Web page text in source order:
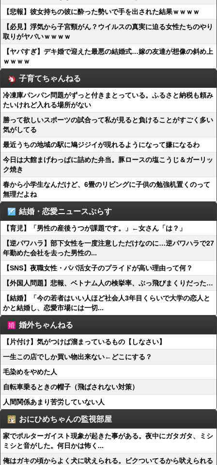
【悲報】彼女持ちの彼に酔った勢いで手を出された結果ｗｗｗｗ
【必見】浮気から子宮頸がん？ウイルスの真実に迫る女性たちのやり
取りがヤバいｗｗｗｗ
【ヤバすぎ】デキ婚で迎えた最悪の結婚式…嫁の友達が想像の斜め上
ｗｗｗｗ
子育てちゃんねる
冷凍庫パンパン問題がずっと付きまとっている。ふるさと納税も頼み
たいけれど入れる場所がない
勝って欲しいスポーツの試合って私が見ると負けることがすごく多い
気がしてる
最近うちの地域の駅に鳩ジジイが現れるようになって嫌になるわ
今日は大館まげわっぱに詰めた弁当。豚ロースの塩こうじ＆ガーリッ
ク焼き
春から小学生なんだけど、6畳のリビングに子供の勉強机置くのって
無理だよね
結婚・恋愛ニュースぷらす
【育児】「男性の産後うつが課題です。」←女さん「は？」
【逆パワハラ】部下女性を一度注意しただけなのに…逆パワハラで27
年勤めた会社を去った男性の...
【SNS】夜職女性・パパ活女子のプライドが高い理由って何？
【外国人問題】悲報、ベトナム人の検挙率、ぶっ飛びまくりだった…
【結婚】「今の若者はいい人ほど社会人3年目くらいで大学の恋人と
かと結婚し、恋愛市場には一切...
婚外ちゃんねる
【片付け】気がつけば溜まっているもの【しなさい】
一生この店でしか買い物出来ない←どこにする？
毛染めをやめた人
自転車乗るときの帽子（飛ばされない対策）
人間関係あまり苦労していない人
おにひめちゃんの監視部屋
家でポルターガイスト現象が起きた事がある。夜中にガタガタ、ミシ
ミシと音がした。何日かは怖く...
俺はガキの頃からよく犬に吠えられる。ビクついてるから吠えられる